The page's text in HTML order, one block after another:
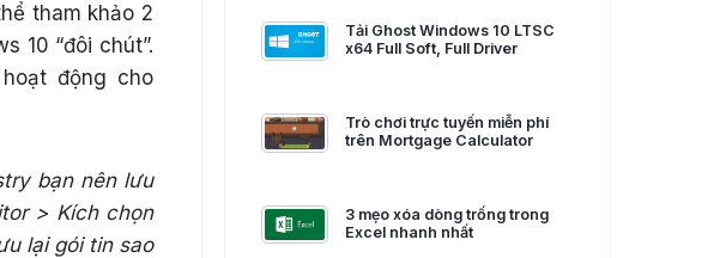
tham khảo 2
10 “đôi chút”.
động cho
bạn nên lưu
> Kích chọn
lại gói tin sao
Tải Ghost Windows 10 LTSC
x64 Full Soft, Full Driver
Trò chơi trực tuyến miễn phí
trên Mortgage Calculator
3 mẹo xóa dòng trống trong
Excel nhanh nhất